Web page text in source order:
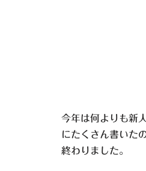
今年は何よりも新
にたくさん書いた
終わりました。